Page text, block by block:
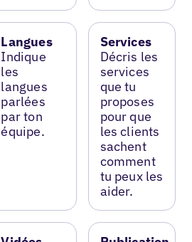
Langues
Indique
les
langues
parlées
par ton
équipe.
Services
Décris les
services
que tu
proposes
pour que
les clients
sachent
comment
tu peux les
aider.